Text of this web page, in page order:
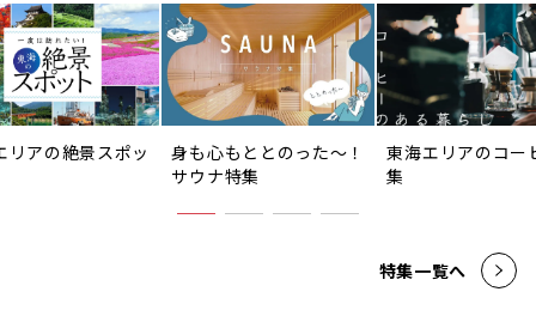
リアの絶景スポッ
身も心もととのった〜！
サウナ特集
東海エリアのコー
集
特集一覧へ